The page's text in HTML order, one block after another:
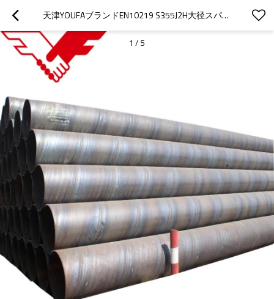
天津YOUFAブランドEN10219 S355J2H大径スパイラルパイプ
1 / 5